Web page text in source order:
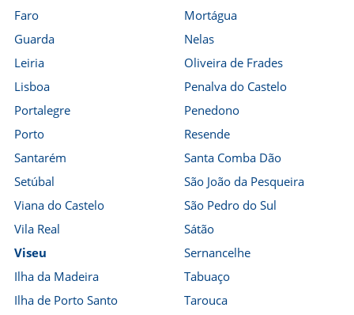
Faro
Guarda
Leiria
Lisboa
Portalegre
Porto
Santarém
Setúbal
Viana do Castelo
Vila Real
Viseu
Ilha da Madeira
Ilha de Porto Santo
Mortágua
Nelas
Oliveira de Frades
Penalva do Castelo
Penedono
Resende
Santa Comba Dão
São João da Pesqueira
São Pedro do Sul
Sátão
Sernancelhe
Tabuaço
Tarouca